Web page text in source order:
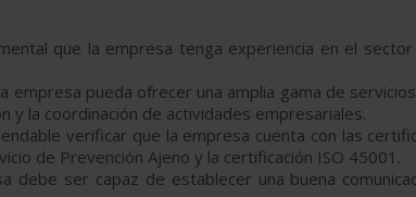
que la empresa tenga experiencia en el
empresa pueda ofrecer una amplia gama de
y la coordinación de actividades empresariales.
verificar que la empresa cuenta con las
de Prevención Ajeno y la certificación ISO 45001.
debe ser capaz de establecer una buena